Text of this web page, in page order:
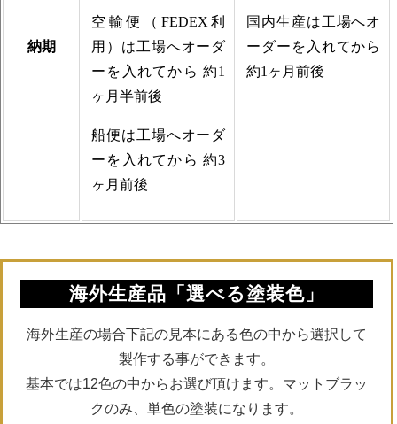
納期
空輸便（FEDEX利
用）は工場へオーダ
ーを入れてから 約1
ヶ月半前後
船便は工場へオーダ
ーを入れてから 約3
ヶ月前後
国内生産は工場へオ
ーダーを入れてから
約1ヶ月前後
海外生産品「選べる塗装色」
海外生産の場合下記の見本にある色の中から選択して
製作する事ができます。
基本では12色の中からお選び頂けます。マットブラッ
クのみ、単色の塗装になります。